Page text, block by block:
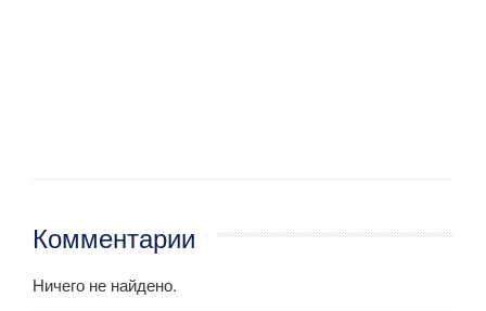
Комментарии
Ничего не найдено.